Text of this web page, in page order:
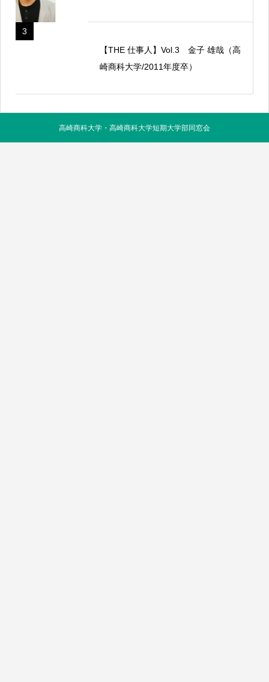
3
【THE 仕事人】Vol.3 金子 雄哉（高
崎商科大学/2011年度卒）
高崎商科大学・高崎商科大学短期大学部同窓会